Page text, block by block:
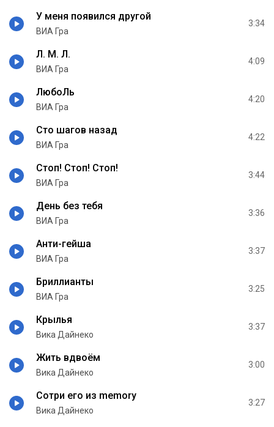
У меня появился другой
ВИА Гра
3:34
Л. М. Л.
ВИА Гра
4:09
ЛюбоЛь
ВИА Гра
4:20
Сто шагов назад
ВИА Гра
4:22
Стоп! Стоп! Стоп!
ВИА Гра
3:44
День без тебя
ВИА Гра
3:36
Анти-гейша
ВИА Гра
3:37
Бриллианты
ВИА Гра
3:25
Крылья
Вика Дайнеко
3:37
Жить вдвоём
Вика Дайнеко
3:00
Сотри его из memory
Вика Дайнеко
3:27